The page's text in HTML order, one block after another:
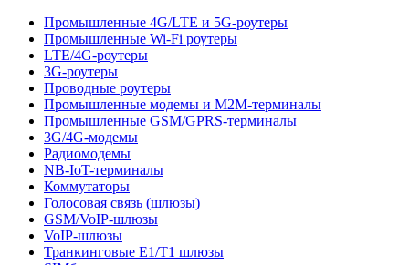
Промышленные 4G/LTE и 5G-роутеры
Промышленные Wi-Fi роутеры
LTE/4G-роутеры
3G-роутеры
Проводные роутеры
Промышленные модемы и M2M-терминалы
Промышленные GSM/GPRS-терминалы
3G/4G-модемы
Радиомодемы
NB-IoT-терминалы
Коммутаторы
Голосовая связь (шлюзы)
GSM/VoIP-шлюзы
VoIP-шлюзы
Транкинговые E1/T1 шлюзы